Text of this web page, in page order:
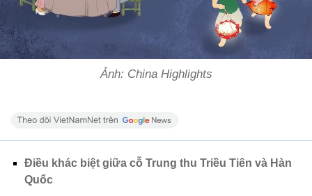
Ảnh: China Highlights
Điều khác biệt giữa cỗ Trung thu Triều Tiên và Hàn
Quốc